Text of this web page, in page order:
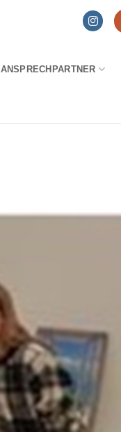
ANSPRECHPARTNER